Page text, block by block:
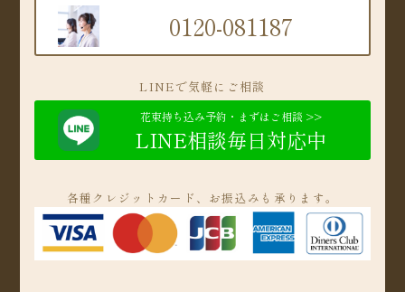
0120-081187
LINEで気軽にご相談
花束持ち込み予約・まずはご相談 >>
LINE相談毎日対応中
各種クレジットカード、お振込みも承ります。